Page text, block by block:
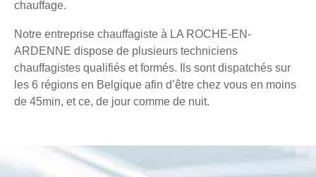
chauffage.
Notre entreprise chauffagiste à LA ROCHE-EN-
ARDENNE dispose de plusieurs techniciens
chauffagistes qualifiés et formés. Ils sont dispatchés sur
les 6 régions en Belgique afin d’être chez vous en moins
de 45min, et ce, de jour comme de nuit.